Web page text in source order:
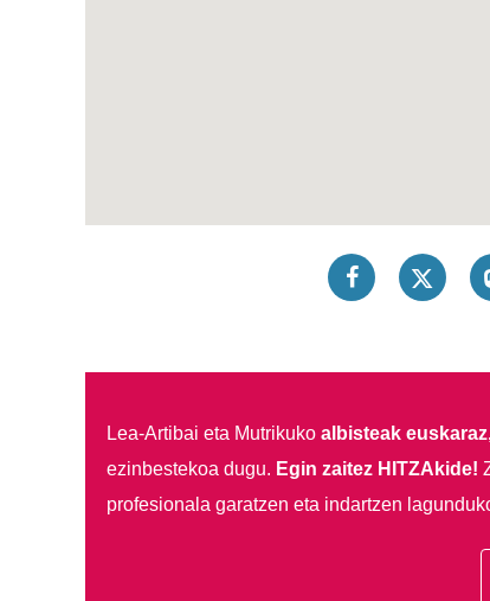
Lea-Artibai eta Mutrikuko albisteak
ezinbestekoa dugu. Egin zaitez HITZAkide!
profesionala garatzen eta indartzen